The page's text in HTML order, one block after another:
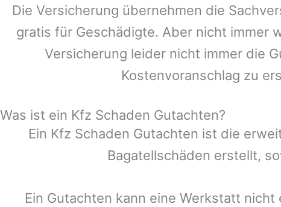
Die Versicherung übernehmen die
gratis für Geschädigte. Aber nicht immer
Versicherung leider nicht immer die
Kostenvoranschlag zu
Was ist ein Kfz Schaden Gutachten?
Ein Kfz Schaden Gutachten ist die
Bagatellschäden erstellt,
Ein Gutachten kann eine Werkstatt